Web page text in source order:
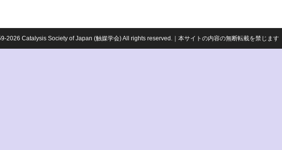
2026 Catalysis Society of Japan (触媒学会) All rights reserved.｜本サイトの内容の無断転載を禁じます